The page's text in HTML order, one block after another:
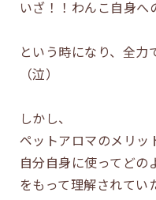
いざ！！わんこ自身へ
という時になり、全力
（泣）
しかし、
ペットアロマのメリッ
自分自身に使ってどの
をもって理解されてい